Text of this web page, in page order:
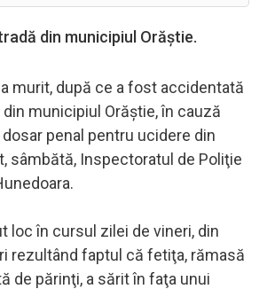
din municipiul Orăștie.
murit, după ce a fost accidentată
municipiul Orăştie, în cauză
penal pentru ucidere din
sâmbătă, Inspectoratul de Poliţie
loc în cursul zilei de vineri, din
rezultând faptul că fetiţa, rămasă
de părinţi, a sărit în faţa unui